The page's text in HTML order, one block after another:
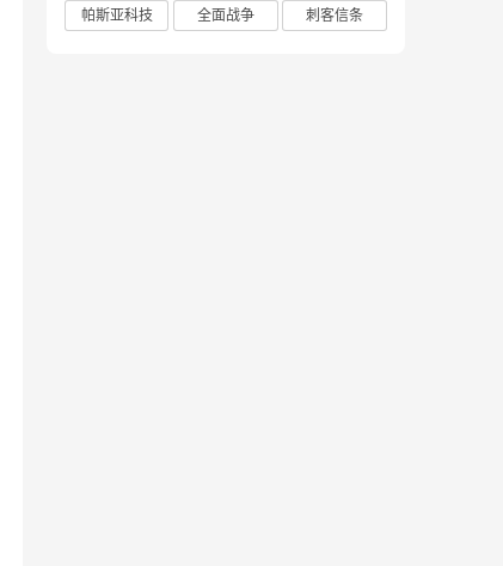
帕斯亚科技
全面战争 刺客信条